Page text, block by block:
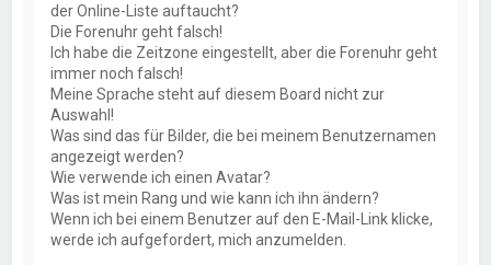
der Online-Liste auftaucht?
Die Forenuhr geht falsch!
Ich habe die Zeitzone eingestellt, aber die Forenuhr geht
immer noch falsch!
Meine Sprache steht auf diesem Board nicht zur
Auswahl!
Was sind das für Bilder, die bei meinem Benutzernamen
angezeigt werden?
Wie verwende ich einen Avatar?
Was ist mein Rang und wie kann ich ihn ändern?
Wenn ich bei einem Benutzer auf den E-Mail-Link klicke,
werde ich aufgefordert, mich anzumelden.